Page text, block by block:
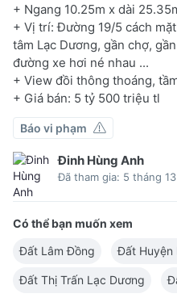
+ Ngang 10.25m x dài
+ Vị trí: Đường 19/5 cách
tâm Lạc Dương, gần chợ,
đường xe hơi né nhau ...
+ View đồi thông thoáng,
+ Giá bán: 5 tỷ 500 triệu tl
Báo vi phạm
Đinh Hùng Anh
Đã tham gia: 5 tháng
Có thể bạn muốn xem
Đất Lâm Đồng
Đất Huyện
Đất Thị Trấn Lạc Dương